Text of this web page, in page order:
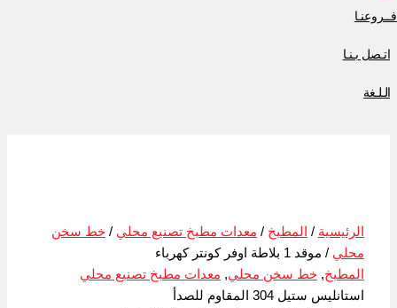
فــروعنـا
اتـصل بـنـا
الـلـغة
الرئيسية / المطبخ / معدات مطبخ تصنيع محلي /خط سخن
محلي / موقد 1 بلاطة اوفر كونتر كهرباء
المطبخ,خط سخن محلي, معدات مطبخ تصنيع محلي
استانليس ستيل 304 المقاوم للصدأ